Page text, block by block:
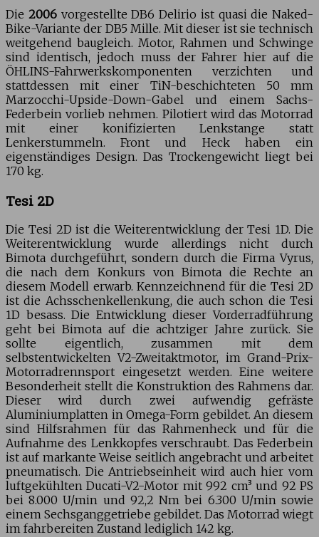
Die 2006vorgestellte DB6 Delirio ist quasi die Naked-
Bike-Variante der DB5 Mille. Mit dieser ist sie technisch
weitgehend baugleich. Motor, Rahmen und Schwinge
sind identisch, jedoch muss der Fahrer hier auf die
ÖHLINS-Fahrwerkskomponenten verzichten und
stattdessen mit einer TiN-beschichteten 50 mm
Marzocchi-Upside-Down-Gabel und einem Sachs-
Federbein vorlieb nehmen. Pilotiert wird das Motorrad
mit einer konifizierten Lenkstange statt
Lenkerstummeln. Front und Heck haben ein
eigenständiges Design. Das Trockengewicht liegt bei
170 kg.
Tesi 2D
Die Tesi 2D ist die Weiterentwicklung der Tesi 1D. Die
Weiterentwicklung wurde allerdings nicht durch
Bimota durchgeführt, sondern durch die Firma Vyrus,
die nach dem Konkurs von Bimota die Rechte an
diesem Modell erwarb. Kennzeichnend für die Tesi 2D
ist die Achsschenkellenkung, die auch schon die Tesi
1D besass. Die Entwicklung dieser Vorderradführung
geht bei Bimota auf die achtziger Jahre zurück. Sie
sollte eigentlich, zusammen mit dem
selbstentwickelten V2-Zweitaktmotor, im Grand-Prix-
Motorradrennsport eingesetzt werden. Eine weitere
Besonderheit stellt die Konstruktion des Rahmens dar.
Dieser wird durch zwei aufwendig gefräste
Aluminiumplatten in Omega-Form gebildet. An diesem
sind Hilfsrahmen für das Rahmenheck und für die
Aufnahme des Lenkkopfes verschraubt. Das Federbein
ist auf markante Weise seitlich angebracht und arbeitet
pneumatisch. Die Antriebseinheit wird auch hier vom
luftgekühlten Ducati-V2-Motor mit 992 cm³ und 92 PS
bei 8.000 U/min und 92,2 Nm bei 6.300 U/min sowie
einem Sechsganggetriebe gebildet. Das Motorrad wiegt
im fahrbereiten Zustand lediglich 142 kg.